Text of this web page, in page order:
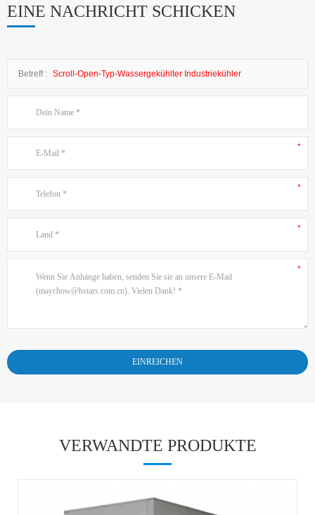
EINE NACHRICHT SCHICKEN
Betreff : Scroll-Open-Typ-Wassergekühlter Industriekühler
VERWANDTE PRODUKTE